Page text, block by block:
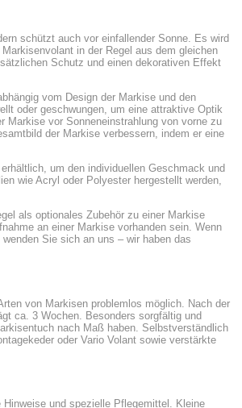
schützt auch vor einfallender Sonne. Es wird
in der Regel aus dem gleichen
Schutz und einen dekorativen Effekt
vom Design der Markise und den
oder geschwungen, um eine attraktive Optik
Markise vor Sonneneinstrahlung von vorne zu
der Markise verbessern, indem er eine
erhältlich, um den individuellen Geschmack und
wie Acryl oder Polyester hergestellt werden,
als optionales Zubehör zu einer Markise
an einer Markise vorhanden sein. Wenn
Sie sich an uns – wir haben das
von Markisen problemlos möglich. Nach der
ca. 3 Wochen. Besonders sorgfältig und
nach Maß haben. Selbstverständlich
oder Vario Volant sowie verstärkte
Hinweise und spezielle Pflegemittel. Kleine